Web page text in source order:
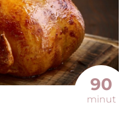
90
minut